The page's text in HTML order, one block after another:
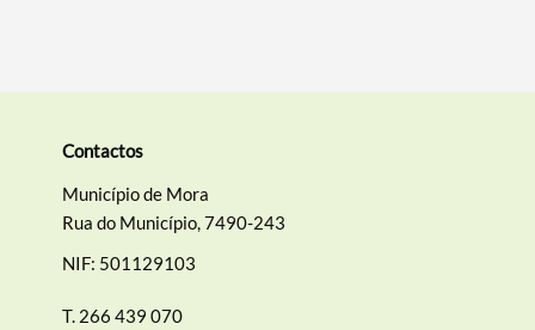
Contactos
Município de Mora
Rua do Município, 7490-243
NIF: 501129103
T. 266 439 070